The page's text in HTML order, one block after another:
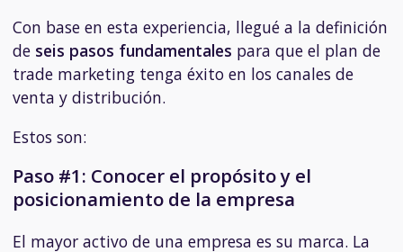
Con base en esta experiencia, llegué a la definición
de seis pasos fundamentales para que el plan de
trade marketing tenga éxito en los canales de
venta y distribución.
Estos son:
Paso #1: Conocer el propósito y el
posicionamiento de la empresa
El mayor activo de una empresa es su marca. La